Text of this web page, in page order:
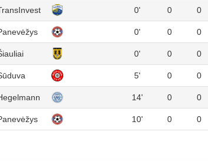
0' 0 0
0' 0 0
0' 0 0
5' 0 0
14' 0 0
10' 0 0